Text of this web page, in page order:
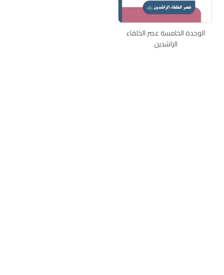
الوحدة الخامسة عصر الخلفاء
الراشدين